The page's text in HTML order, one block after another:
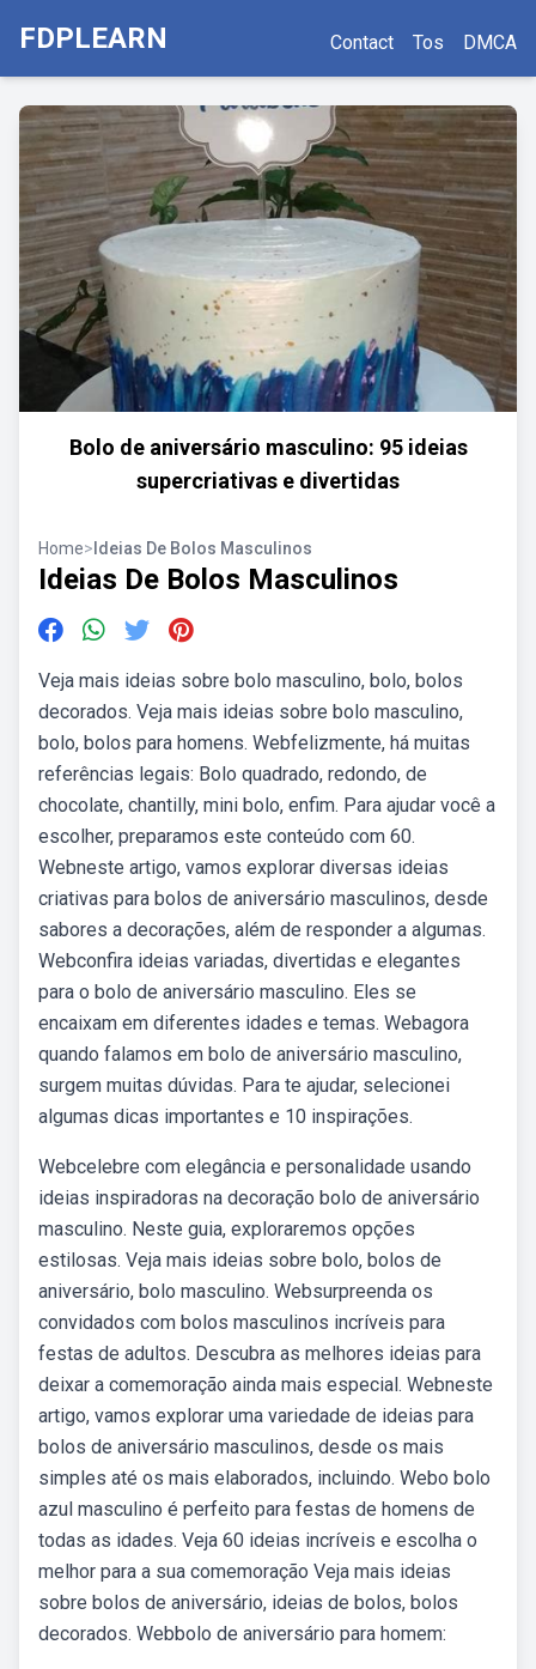
FDPLEARN Contact Tos DMCA
Bolo de aniversário masculino: 95 ideias
supercriativas e divertidas
Home> Ideias De Bolos Masculinos
Ideias De Bolos Masculinos
Veja mais ideias sobre bolo masculino, bolo, bolos
decorados. Veja mais ideias sobre bolo masculino,
bolo, bolos para homens. Webfelizmente, há muitas
referências legais: Bolo quadrado, redondo, de
chocolate, chantilly, mini bolo, enfim. Para ajudar você a
escolher, preparamos este conteúdo com 60.
Webneste artigo, vamos explorar diversas ideias
criativas para bolos de aniversário masculinos, desde
sabores a decorações, além de responder a algumas.
Webconfira ideias variadas, divertidas e elegantes
para o bolo de aniversário masculino. Eles se
encaixam em diferentes idades e temas. Webagora
quando falamos em bolo de aniversário masculino,
surgem muitas dúvidas. Para te ajudar, selecionei
algumas dicas importantes e 10 inspirações.
Webcelebre com elegância e personalidade usando
ideias inspiradoras na decoração bolo de aniversário
masculino. Neste guia, exploraremos opções
estilosas. Veja mais ideias sobre bolo, bolos de
aniversário, bolo masculino. Websurpreenda os
convidados com bolos masculinos incríveis para
festas de adultos. Descubra as melhores ideias para
deixar a comemoração ainda mais especial. Webneste
artigo, vamos explorar uma variedade de ideias para
bolos de aniversário masculinos, desde os mais
simples até os mais elaborados, incluindo. Webo bolo
azul masculino é perfeito para festas de homens de
todas as idades. Veja 60 ideias incríveis e escolha o
melhor para a sua comemoração Veja mais ideias
sobre bolos de aniversário, ideias de bolos, bolos
decorados. Webbolo de aniversário para homem: